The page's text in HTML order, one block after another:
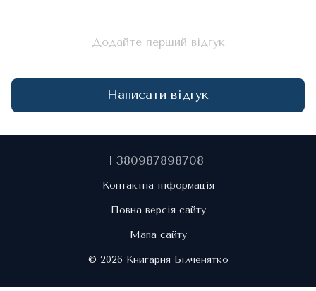
Додайте перший відгук
Написати відгук
+380987898708
Контактна інформація
Повна версія сайту
Мапа сайту
© 2026 Книгарня Білченятко